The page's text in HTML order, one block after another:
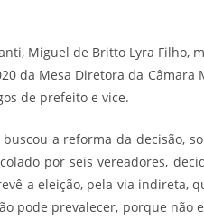
Miguel de Britto Lyra Filho,
da Mesa Diretora da
de prefeito e vice.
a reforma da decisão,
por seis vereadores,
a eleição, pela via indireta,
pode prevalecer, porque não